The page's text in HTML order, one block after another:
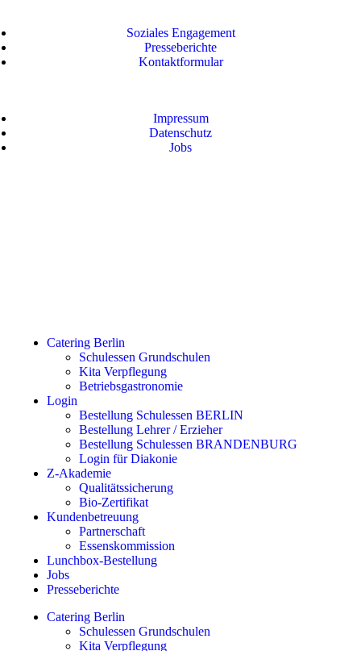
Soziales Engagement
Presseberichte
Kontaktformular
Impressum
Datenschutz
Jobs
Catering Berlin
Schulessen Grundschulen
Kita Verpflegung
Betriebsgastronomie
Login
Bestellung Schulessen BERLIN
Bestellung Lehrer / Erzieher
Bestellung Schulessen BRANDENBURG
Login für Diakonie
Z-Akademie
Qualitätssicherung
Bio-Zertifikat
Kundenbetreuung
Partnerschaft
Essenskommission
Lunchbox-Bestellung
Jobs
Presseberichte
Catering Berlin
Schulessen Grundschulen
Kita Verpflegung